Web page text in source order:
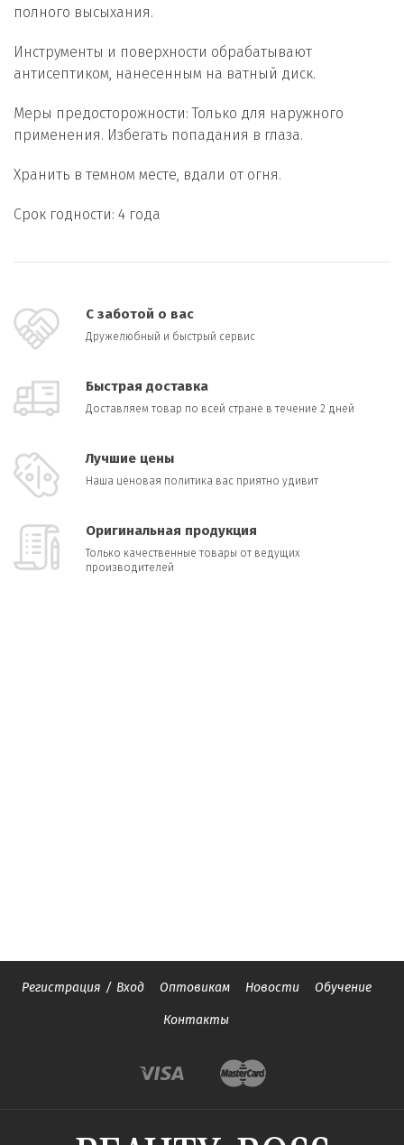
полного высыхания.
Инструменты и поверхности обрабатывают
антисептиком, нанесенным на ватный диск.
Меры предосторожности: Только для наружного
применения. Избегать попадания в глаза.
Хранить в темном месте, вдали от огня.
Срок годности: 4 года
С заботой о вас
Дружелюбный и быстрый сервис
Быстрая доставка
Доставляем товар по всей стране в течение 2 дней
Лучшие цены
Наша ценовая политика вас приятно удивит
Оригинальная продукция
Только качественные товары от ведущих
производителей
Регистрация / Вход Оптовикам Новости Обучение
Контакты